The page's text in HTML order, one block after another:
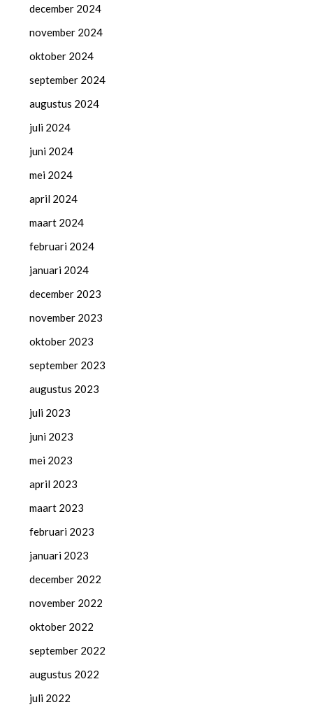
december 2024
november 2024
oktober 2024
september 2024
augustus 2024
juli 2024
juni 2024
mei 2024
april 2024
maart 2024
februari 2024
januari 2024
december 2023
november 2023
oktober 2023
september 2023
augustus 2023
juli 2023
juni 2023
mei 2023
april 2023
maart 2023
februari 2023
januari 2023
december 2022
november 2022
oktober 2022
september 2022
augustus 2022
juli 2022